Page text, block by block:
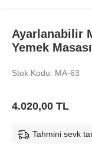
Ayarlanabilir
Yemek
Stok Kodu: MA-63
4.020,00 TL
Tahmini sevk